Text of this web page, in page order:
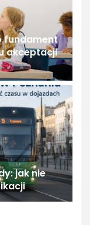
fundament
akceptacji
jak nie